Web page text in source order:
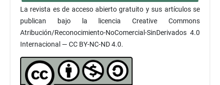
La revista es de acceso abierto gratuito y sus artículos se
publican bajo la licencia Creative Commons
Atribución/Reconocimiento-NoComercial-SinDerivados 4.0
Internacional — CC BY-NC-ND 4.0.